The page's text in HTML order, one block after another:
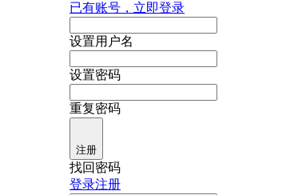
已有账号，立即登录
设置用户名
设置密码
重复密码
注册
找回密码
登录注册